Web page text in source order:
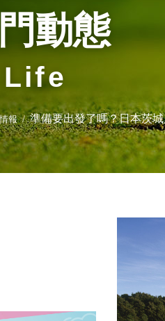
動態
Life
報 準備要出發了嗎？日本茨